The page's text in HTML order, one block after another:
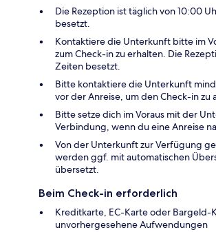
Die Rezeption ist täglich von 10:00
besetzt.
Kontaktiere die Unterkunft bitte im
zum Check-in zu erhalten. Die
Zeiten besetzt.
Bitte kontaktiere die Unterkunft
vor der Anreise, um den Check-in zu
Bitte setze dich im Voraus mit der
Verbindung, wenn du eine Anreise
Von der Unterkunft zur Verfügung
werden ggf. mit automatischen
übersetzt.
Beim Check-in erforderlich
Kreditkarte, EC-Karte oder Bargeld-
unvorhergesehene Aufwendungen